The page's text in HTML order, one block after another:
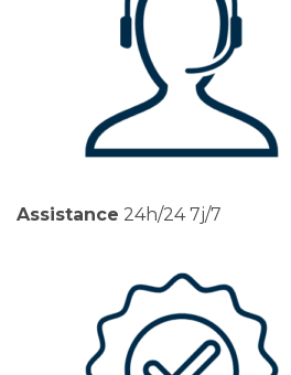
Assistance 24h/24 7j/7